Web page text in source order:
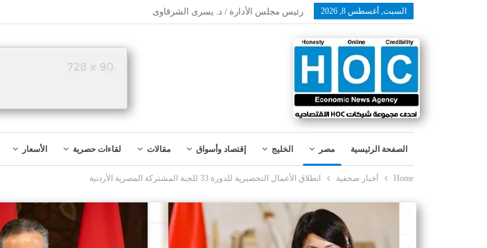
السبت, أغسطس 8, 2026 رئيس مجلس الأدارة / د. يسرى الشرقاوى
الصفحة الرئيسية مصر الخليج إقتصاد وأسواق مقالات لقاءات حصرية الأسعار
Home أخبار صحفية انطلاق الأعمال التحضيرية للدورة 33 للجنة المشتركة المصرية الأردنية